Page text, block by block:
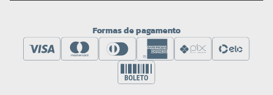
Formas de pagamento